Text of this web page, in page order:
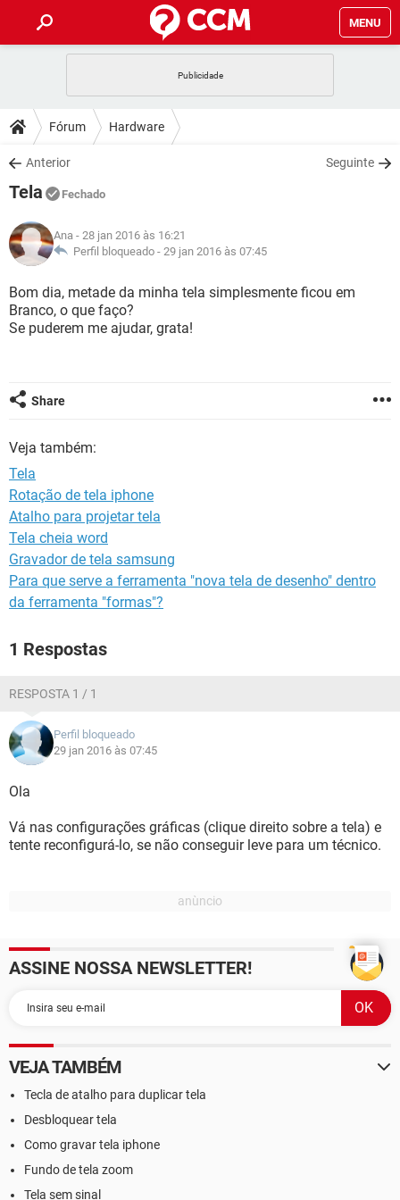
MENU
CELULAR
OUTLOOK
INSTAGRAM
GUIA DE COMPRAS
DICAS
JOGOS
INSTAGRAM
GUIA DE COMPRAS
DOWNLOADS
JOGOS
CELULAR
OUTLOOK EXCEL
INSTAGRAM GMAIL
GUIA DE COMPRAS
FÓRUM
JOGOS
CELULAR
OUTLOOK EXCEL
INSTAGRAM
GLOSSÁRIO
JOGOS WHATSAPP
CELULAR
GUIA DE COMPRAS
Fórum Hardware
Anterior Seguinte
Tela Fechado
Ana - 28 jan 2016 às 16:21
Perfil bloqueado - 29 jan 2016 às 07:45
Bom dia, metade da minha tela simplesmente ficou em
Branco, o que faço?
Se puderem me ajudar, grata!
Share
Veja também:
Tela
Rotação de tela iphone
Atalho para projetar tela
Tela cheia word
Gravador de tela samsung
Para que serve a ferramenta "nova tela de desenho" dentro
da ferramenta "formas"?
1 Respostas
RESPOSTA 1 / 1
Perfil bloqueado
29 jan 2016 às 07:45
Ola
Vá nas configurações gráficas (clique direito sobre a tela) e
tente reconfigurá-lo, se não conseguir leve para um técnico.
ASSINE NOSSA NEWSLETTER!
VEJA TAMBÉM
Tecla de atalho para duplicar tela
Desbloquear tela
Como gravar tela iphone
Fundo de tela zoom
Tela sem sinal